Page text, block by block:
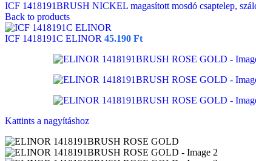
ICF 1418191BRUSH NICKEL magasított mosdó csaptelep,
Back to products
ICF 1418191C ELINOR 45.190 Ft
Kattints a nagyításhoz